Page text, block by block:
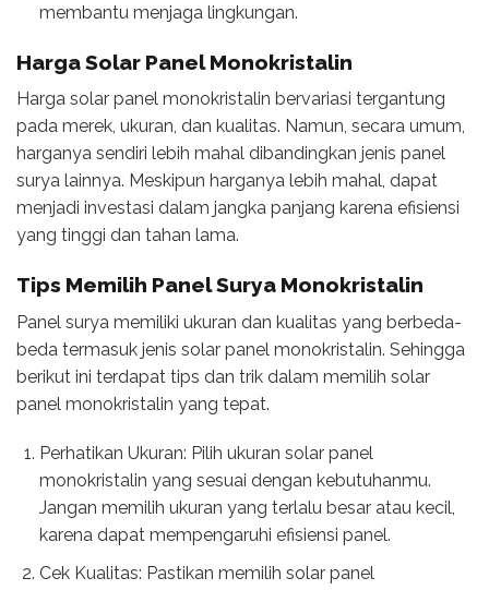
membantu menjaga lingkungan.
Harga Solar Panel Monokristalin
Harga solar panel monokristalin bervariasi tergantung
pada merek, ukuran, dan kualitas. Namun, secara umum,
harganya sendiri lebih mahal dibandingkan jenis panel
surya lainnya. Meskipun harganya lebih mahal, dapat
menjadi investasi dalam jangka panjang karena efisiensi
yang tinggi dan tahan lama.
Tips Memilih Panel Surya Monokristalin
Panel surya memiliki ukuran dan kualitas yang berbeda-
beda termasuk jenis solar panel monokristalin. Sehingga
berikut ini terdapat tips dan trik dalam memilih solar
panel monokristalin yang tepat.
Perhatikan Ukuran: Pilih ukuran solar panel
monokristalin yang sesuai dengan kebutuhanmu.
Jangan memilih ukuran yang terlalu besar atau kecil,
karena dapat mempengaruhi efisiensi panel.
Cek Kualitas: Pastikan memilih solar panel